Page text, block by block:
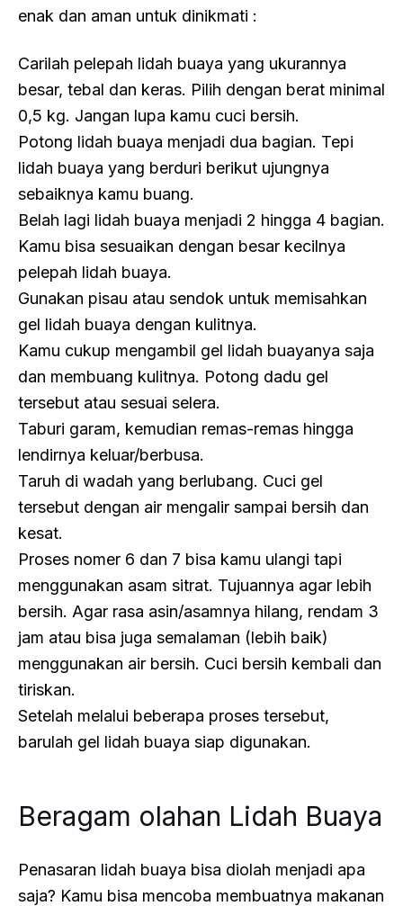
enak dan aman untuk dinikmati :
Carilah pelepah lidah buaya yang ukurannya
besar, tebal dan keras. Pilih dengan berat minimal
0,5 kg. Jangan lupa kamu cuci bersih.
Potong lidah buaya menjadi dua bagian. Tepi
lidah buaya yang berduri berikut ujungnya
sebaiknya kamu buang.
Belah lagi lidah buaya menjadi 2 hingga 4 bagian.
Kamu bisa sesuaikan dengan besar kecilnya
pelepah lidah buaya.
Gunakan pisau atau sendok untuk memisahkan
gel lidah buaya dengan kulitnya.
Kamu cukup mengambil gel lidah buayanya saja
dan membuang kulitnya. Potong dadu gel
tersebut atau sesuai selera.
Taburi garam, kemudian remas-remas hingga
lendirnya keluar/berbusa.
Taruh di wadah yang berlubang. Cuci gel
tersebut dengan air mengalir sampai bersih dan
kesat.
Proses nomer 6 dan 7 bisa kamu ulangi tapi
menggunakan asam sitrat. Tujuannya agar lebih
bersih. Agar rasa asin/asamnya hilang, rendam 3
jam atau bisa juga semalaman (lebih baik)
menggunakan air bersih. Cuci bersih kembali dan
tiriskan.
Setelah melalui beberapa proses tersebut,
barulah gel lidah buaya siap digunakan.
Beragam olahan Lidah Buaya
Penasaran lidah buaya bisa diolah menjadi apa
saja? Kamu bisa mencoba membuatnya makanan